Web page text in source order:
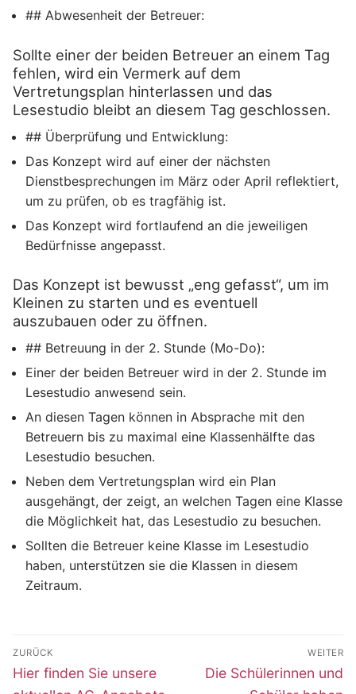
## Abwesenheit der Betreuer:
Sollte einer der beiden Betreuer an einem Tag
fehlen, wird ein Vermerk auf dem
Vertretungsplan hinterlassen und das
Lesestudio bleibt an diesem Tag geschlossen.
## Überprüfung und Entwicklung:
Das Konzept wird auf einer der nächsten
Dienstbesprechungen im März oder April reflektiert,
um zu prüfen, ob es tragfähig ist.
Das Konzept wird fortlaufend an die jeweiligen
Bedürfnisse angepasst.
Das Konzept ist bewusst „eng gefasst“, um im
Kleinen zu starten und es eventuell
auszubauen oder zu öffnen.
## Betreuung in der 2. Stunde (Mo-Do):
Einer der beiden Betreuer wird in der 2. Stunde im
Lesestudio anwesend sein.
An diesen Tagen können in Absprache mit den
Betreuern bis zu maximal eine Klassenhälfte das
Lesestudio besuchen.
Neben dem Vertretungsplan wird ein Plan
ausgehängt, der zeigt, an welchen Tagen eine Klasse
die Möglichkeit hat, das Lesestudio zu besuchen.
Sollten die Betreuer keine Klasse im Lesestudio
haben, unterstützen sie die Klassen in diesem
Zeitraum.
Beitragsnavigation
ZURÜCK
Vorheriger
Beitrag:
Hier finden Sie unsere
WEITER
Nächster
Die Schülerinnen und